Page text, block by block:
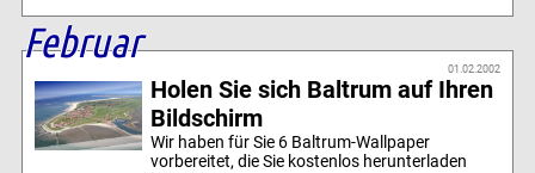
Februar
01.02.2002
Holen Sie sich Baltrum auf Ihren
Bildschirm
Wir haben für Sie 6 Baltrum-Wallpaper
vorbereitet, die Sie kostenlos herunterladen